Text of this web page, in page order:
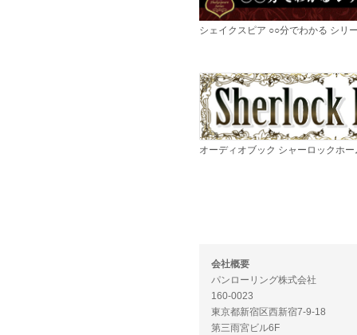
シェイクスピア ○○分でわかる シリ
オーディオブック シャーロックホー
会社概要
パンローリング株式会社
160-0023
東京都新宿区西新宿7-9-18
第三雨宮ビル6F